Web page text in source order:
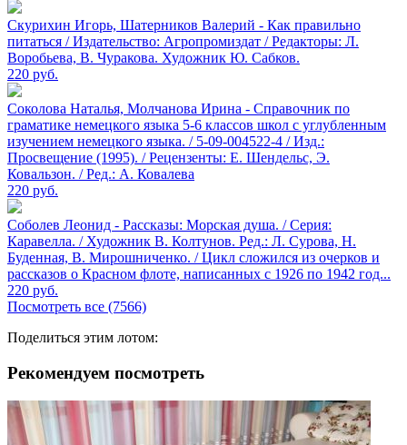
Скурихин Игорь, Шатерников Валерий - Как правильно
питаться / Издательство: Агропромиздат / Редакторы: Л.
Воробьева, В. Чуракова. Художник Ю. Сабков.
220 руб.
Соколова Наталья, Молчанова Ирина - Справочник по
граматике немецкого языка 5-6 классов школ с углубленным
изучением немецкого языка. / 5-09-004522-4 / Изд.:
Просвещение (1995). / Рецензенты: Е. Шендельс, Э.
Ковальзон. / Ред.: А. Ковалева
220 руб.
Соболев Леонид - Рассказы: Морская душа. / Серия:
Каравелла. / Художник В. Колтунов. Ред.: Л. Сурова, Н.
Буденная, В. Мирошниченко. / Цикл сложился из очерков и
рассказов о Красном флоте, написанных с 1926 по 1942 год...
220 руб.
Посмотреть все (7566)
Поделиться этим лотом:
Рекомендуем посмотреть